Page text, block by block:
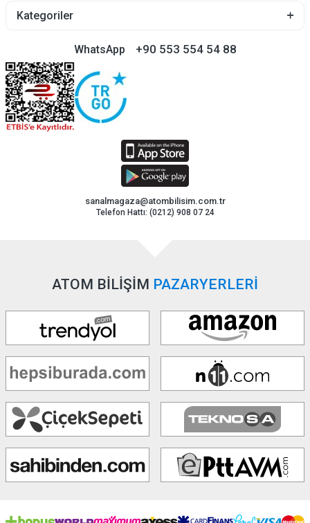
Kategoriler
WhatsApp +90 553 554 54 88
sanalmagaza@atombilisim.com.tr
Telefon Hattı: (0212) 908 07 24
ATOM BİLİŞİM PAZARYERLERİ